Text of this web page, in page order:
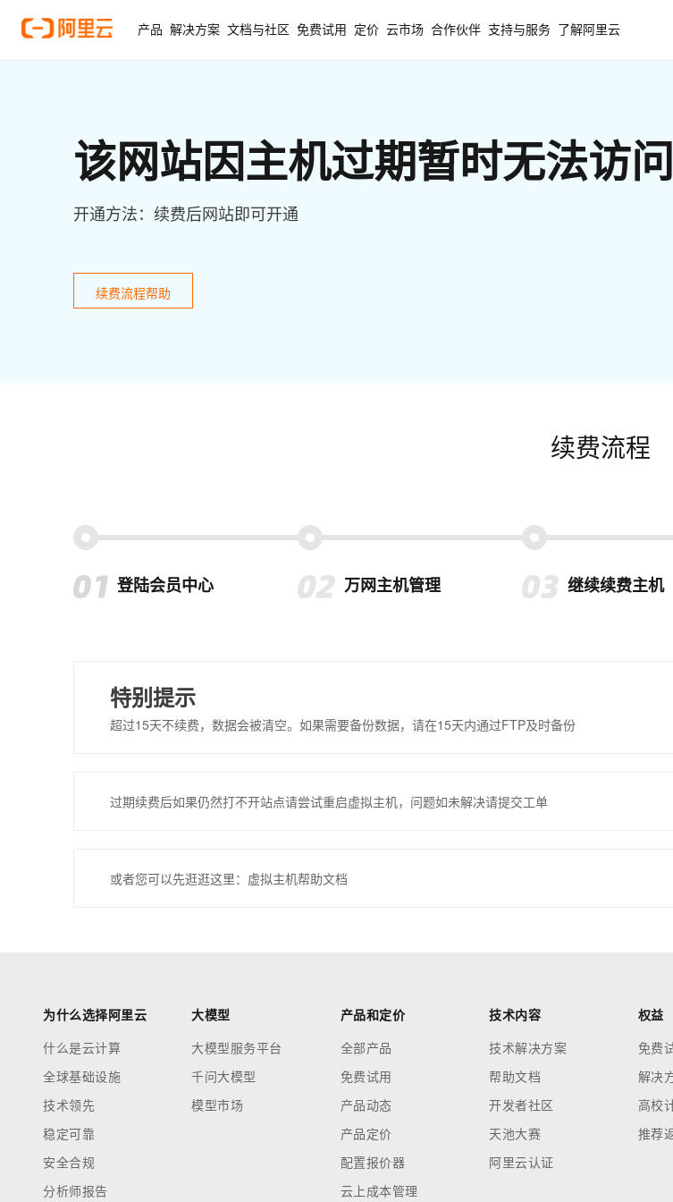
产品 解决方案 文档与社区 免费试用 定价 云市场 合作伙伴 支持与服务 了解阿里云
该网站因主机过期暂时无法访问
开通方法：续费后网站即可开通
续费流程帮助
续费流程
登陆会员中心 万网主机管理 继续续费主机
特别提示
超过15天不续费，数据会被清空。如果需要备份数据，请在15天内通过FTP及时备份
过期续费后如果仍然打不开站点请尝试重启虚拟主机，问题如未解决请提交工单
或者您可以先逛逛这里：虚拟主机帮助文档